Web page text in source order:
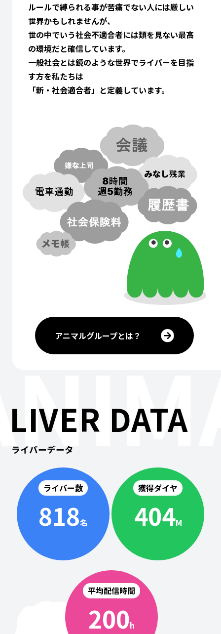
ルールで縛られる事が苦痛でない人には厳しい
世界かもしれませんが、
世の中でいう社会不適合者には類を見ない最高
の環境だと確信しています。
一般社会とは鏡のような世界でライバーを目指
す方を私たちは
「新・社会適合者」と定義しています。
アニマルグループとは？
LIVER DATA
ライバーデータ
ライバー数
818名
獲得ダイヤ
404M
平均配信時間
200h